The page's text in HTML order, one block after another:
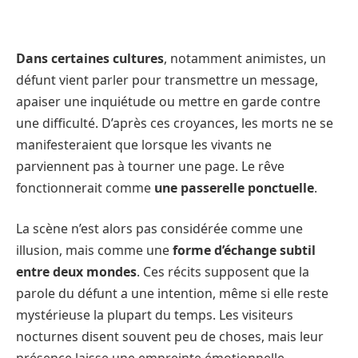
Dans certaines cultures, notamment animistes, un
défunt vient parler pour transmettre un message,
apaiser une inquiétude ou mettre en garde contre
une difficulté. D’après ces croyances, les morts ne se
manifesteraient que lorsque les vivants ne
parviennent pas à tourner une page. Le rêve
fonctionnerait comme une passerelle ponctuelle.
La scène n’est alors pas considérée comme une
illusion, mais comme uneforme d’échange subtil
entre deux mondes. Ces récits supposent que la
parole du défunt a une intention, même si elle reste
mystérieuse la plupart du temps. Les visiteurs
nocturnes disent souvent peu de choses, mais leur